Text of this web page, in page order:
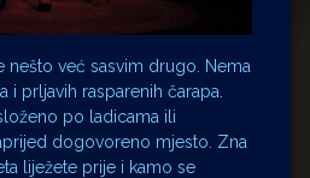
nešto već sasvim drugo. Nema
i prljavih rasparenih čarapa.
po ladicama ili
dogovoreno mjesto. Zna
liježete prije i kamo se